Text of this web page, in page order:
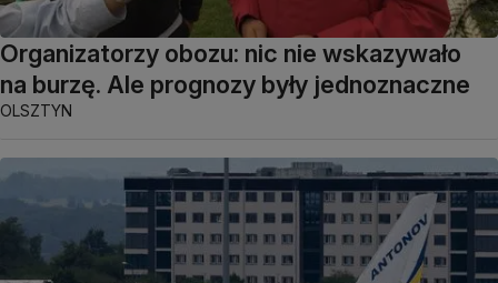
Organizatorzy obozu: nic nie wskazywało
na burzę. Ale prognozy były jednoznaczne
OLSZTYN